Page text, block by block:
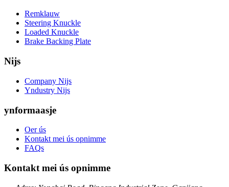
Remklauw
Steering Knuckle
Loaded Knuckle
Brake Backing Plate
Nijs
Company Nijs
Yndustry Nijs
ynformaasje
Oer ús
Kontakt mei ús opnimme
FAQs
Kontakt mei ús opnimme